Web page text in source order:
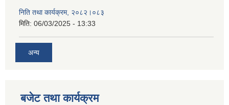
निति तथा कार्यक्रम, २०८२।०८३
मिति: 06/03/2025 - 13:33
अन्य
बजेट तथा कार्यक्रम